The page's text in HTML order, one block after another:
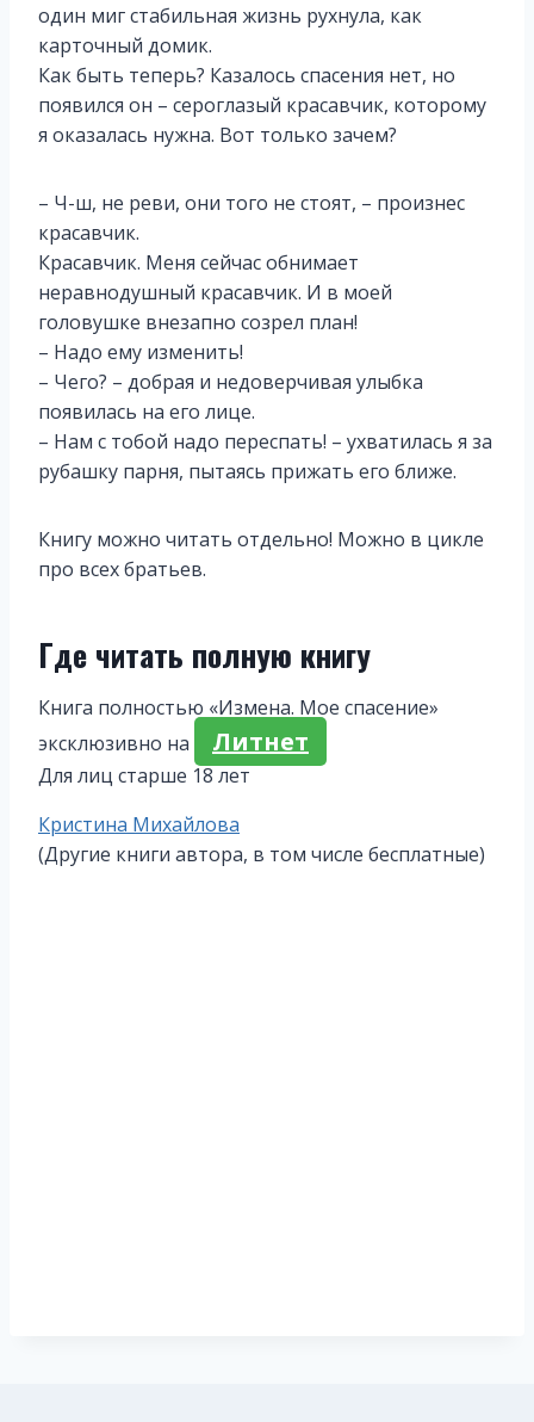
один миг стабильная жизнь рухнула, как
карточный домик.
Как быть теперь? Казалось спасения нет, но
появился он – сероглазый красавчик, которому
я оказалась нужна. Вот только зачем?
– Ч-ш, не реви, они того не стоят, – произнес
красавчик.
Красавчик. Меня сейчас обнимает
неравнодушный красавчик. И в моей
головушке внезапно созрел план!
– Надо ему изменить!
– Чего? – добрая и недоверчивая улыбка
появилась на его лице.
– Нам с тобой надо переспать! – ухватилась я за
рубашку парня, пытаясь прижать его ближе.
Книгу можно читать отдельно! Можно в цикле
про всех братьев.
Где читать полную книгу
Книга полностью «Измена. Мое спасение»
эксклюзивно на
Литнет
Для лиц старше 18 лет
Метки
записи:
Кристина Михайлова
(Другие книги автора, в том числе бесплатные)